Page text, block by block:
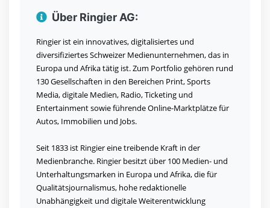
Über Ringier AG:
Ringier ist ein innovatives, digitalisiertes und
diversifiziertes Schweizer Medienunternehmen, das in
Europa und Afrika tätig ist. Zum Portfolio gehören rund
130 Gesellschaften in den Bereichen Print, Sports
Media, digitale Medien, Radio, Ticketing und
Entertainment sowie führende Online-Marktplätze für
Autos, Immobilien und Jobs.
Seit 1833 ist Ringier eine treibende Kraft in der
Medienbranche. Ringier besitzt über 100 Medien- und
Unterhaltungsmarken in Europa und Afrika, die für
Qualitätsjournalismus, hohe redaktionelle
Unabhängigkeit und digitale Weiterentwicklung